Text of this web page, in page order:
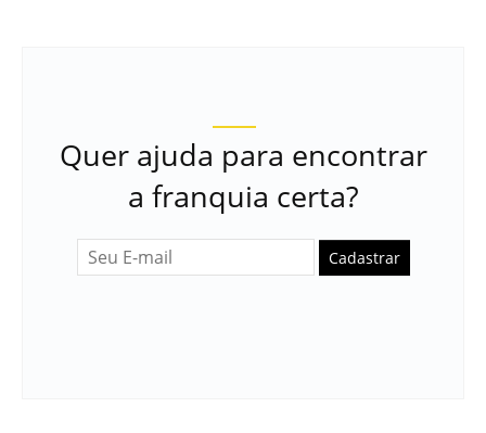
Quer ajuda para encontrar
a franquia certa?
Cadastrar